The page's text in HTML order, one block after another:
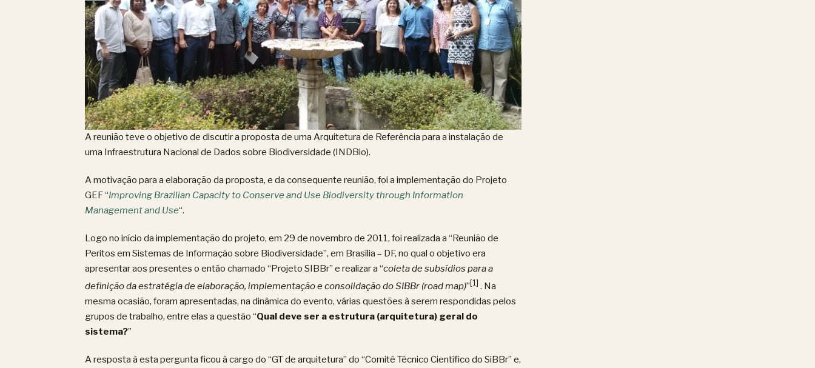
A reunião teve o objetivo de discutir a proposta de uma Arquitetura de Referência para a instalação de
uma Infraestrutura Nacional de Dados sobre Biodiversidade (INDBio).
A motivação para a elaboração da proposta, e da consequente reunião, foi a implementação do Projeto
GEF “Improving Brazilian Capacity to Conserve and Use Biodiversity through Information
Management and Use“.
Logo no início da implementação do projeto, em 29 de novembro de 2011, foi realizada a “Reunião de
Peritos em Sistemas de Informação sobre Biodiversidade”, em Brasília – DF, no qual o objetivo era
apresentar aos presentes o então chamado “Projeto SIBBr” e realizar a “coleta de subsídios para a
definição da estratégia de elaboração, implementação e consolidação do SIBBr (road map)” [1] . Na
mesma ocasião, foram apresentadas, na dinâmica do evento, várias questões à serem respondidas pelos
grupos de trabalho, entre elas a questão “Qual deve ser a estrutura (arquitetura) geral do
sistema?”
A resposta à esta pergunta ficou à cargo do “GT de arquitetura” do “Comitê Técnico Científico do SiBBr” e,